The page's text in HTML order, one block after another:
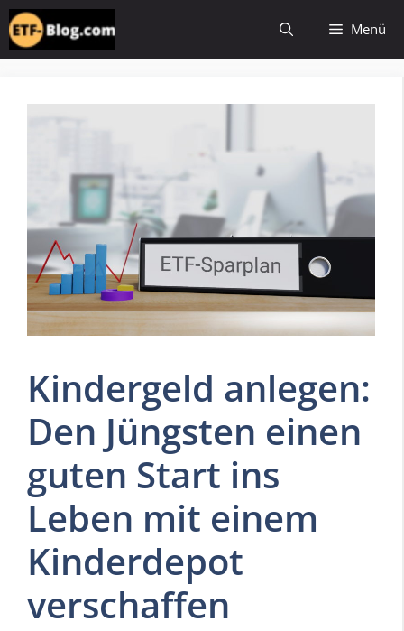
Zum
Inhalt
springen
Menü
Kindergeld anlegen:
Den Jüngsten einen
guten Start ins
Leben mit einem
Kinderdepot
verschaffen